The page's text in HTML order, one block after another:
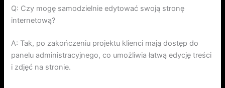
Q: Czy mogę samodzielnie edytować swoją stronę
internetową?
A: Tak, po zakończeniu projektu klienci mają dostęp do
panelu administracyjnego, co umożliwia łatwą edycję treści
i zdjęć na stronie.